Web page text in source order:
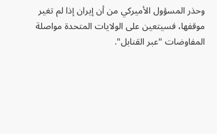
وحذر المسؤول الأميركي من أن إيران إذا لم تغير
موقفها، فسيتعين على الولايات المتحدة مواصلة
المفاوضات "عبر القنابل".